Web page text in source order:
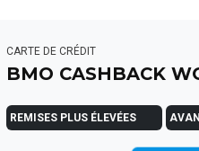
CARTE DE CRÉDIT
BMO CASHBACK
REMISES PLUS ÉLEVÉES